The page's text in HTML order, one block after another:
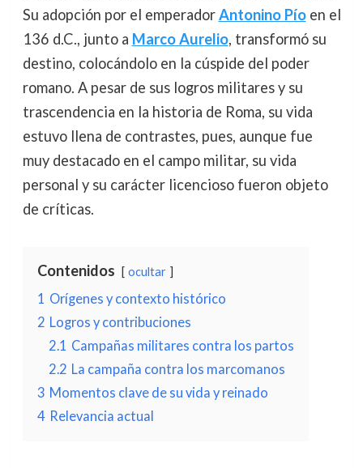
Su adopción por el emperadorAntonino Píoen el
136 d.C., junto a Marco Aurelio, transformó su
destino, colocándolo en la cúspide del poder
romano. A pesar de sus logros militares y su
trascendencia en la historia de Roma, su vida
estuvo llena de contrastes, pues, aunque fue
muy destacado en el campo militar, su vida
personal y su carácter licencioso fueron objeto
de críticas.
Contenidos ocultar
1 Orígenes y contexto histórico
2 Logros y contribuciones
2.1 Campañas militares contra los partos
2.2 La campaña contra los marcomanos
3 Momentos clave de su vida y reinado
4 Relevancia actual